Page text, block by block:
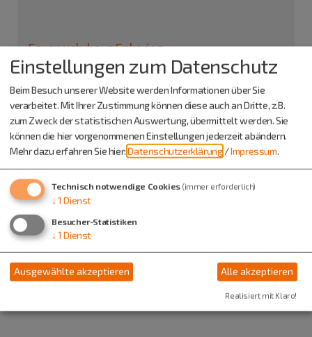
Feuerwehrhaus Enkering
Im Tal 2
Veranstalter
Freiwillige Feuerwehr Enkering
Herr Roland Schraufstetter
Enkering
Rumburgstr. 27
85125 Kinding
08467 683
Einstellungen zum Datenschutz
Beim Besuch unserer Website werden Informationen über Sie
verarbeitet. Mit Ihrer Zustimmung können diese auch an Dritte, z.B.
zum Zweck der statistischen Auswertung, übermittelt werden. Sie
können die hier vorgenommenen Einstellungen jederzeit abändern.
Mehr dazu erfahren Sie hier:Datenschutzerklärung /Impressum.
Technisch notwendige Cookies (immer erforderlich)
↓ 1 Dienst
Besucher-Statistiken
↓ 1 Dienst
Ausgewählte akzeptieren Alle akzeptieren
Realisiert mit Klaro!